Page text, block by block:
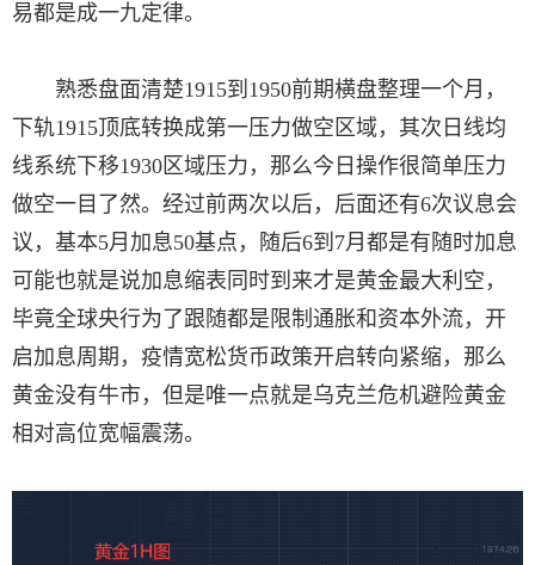
易都是成一九定律。
熟悉盘面清楚1915到1950前期横盘整理一个月，
下轨1915顶底转换成第一压力做空区域，其次日线均
线系统下移1930区域压力，那么今日操作很简单压力
做空一目了然。经过前两次以后，后面还有6次议息会
议，基本5月加息50基点，随后6到7月都是有随时加息
可能也就是说加息缩表同时到来才是黄金最大利空，
毕竟全球央行为了跟随都是限制通胀和资本外流，开
启加息周期，疫情宽松货币政策开启转向紧缩，那么
黄金没有牛市，但是唯一点就是乌克兰危机避险黄金
相对高位宽幅震荡。